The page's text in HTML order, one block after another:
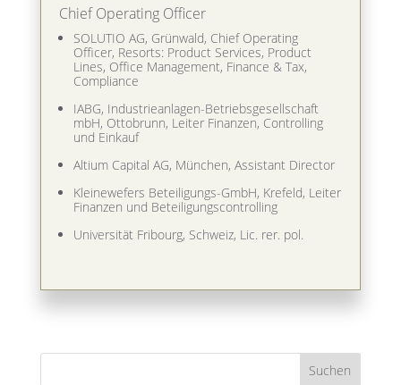
Chief Operating Officer
SOLUTIO AG, Grünwald, Chief Operating
Officer, Resorts: Product Services, Product
Lines, Office Management, Finance & Tax,
Compliance
IABG, Industrieanlagen-Betriebsgesellschaft
mbH, Ottobrunn, Leiter Finanzen, Controlling
und Einkauf
Altium Capital AG, München, Assistant Director
Kleinewefers Beteiligungs-GmbH, Krefeld, Leiter
Finanzen und Beteiligungscontrolling
Universität Fribourg, Schweiz, Lic. rer. pol.